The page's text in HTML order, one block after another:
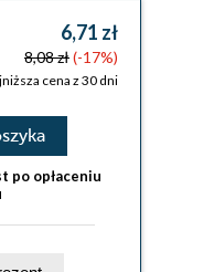
6,71 zł
8,08 zł(-17%)
cena z 30 dni
po opłaceniu